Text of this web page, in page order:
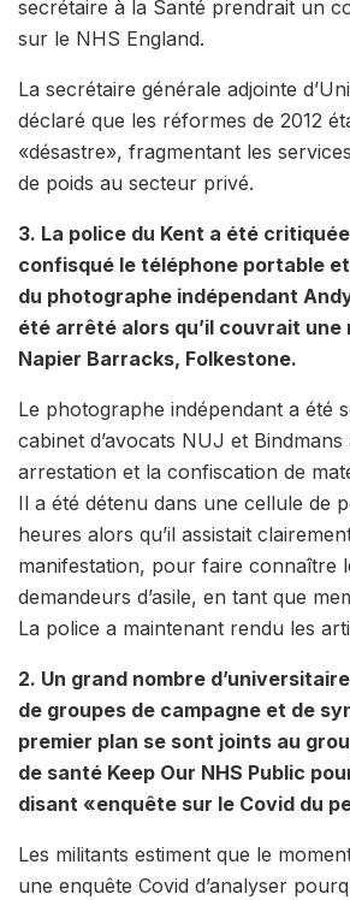
secrétaire à la Santé prendrait un
sur le NHS England.
La secrétaire générale adjointe
déclaré que les réformes de 2012
«désastre», fragmentant les
de poids au secteur privé.
3. La police du Kent a été
confisqué le téléphone portable
du photographe indépendant
été arrêté alors qu’il couvrait
Napier Barracks, Folkestone.
Le photographe indépendant a été
cabinet d’avocats NUJ et
arrestation et la confiscation de
Il a été détenu dans une cellule de
heures alors qu’il assistait
manifestation, pour faire connaître
demandeurs d’asile, en tant que
La police a maintenant rendu les
2. Un grand nombre
de groupes de campagne et de
premier plan se sont joints au
de santé Keep Our NHS Public
disant «enquête sur le Covid du
Les militants estiment que le
une enquête Covid d’analyser